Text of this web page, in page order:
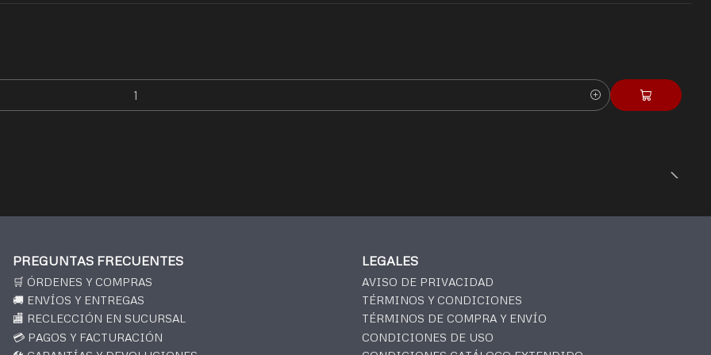
PREGUNTAS FRECUENTES
🛒 ÓRDENES Y COMPRAS
🚚 ENVÍOS Y ENTREGAS
🏬 RECLECCIÓN EN SUCURSAL
💳 PAGOS Y FACTURACIÓN
LEGALES
AVISO DE PRIVACIDAD
TÉRMINOS Y CONDICIONES
TÉRMINOS DE COMPRA Y ENVÍO
CONDICIONES DE USO